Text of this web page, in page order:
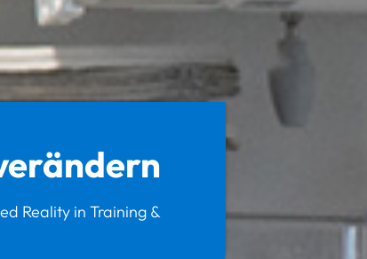
Reality in Training &